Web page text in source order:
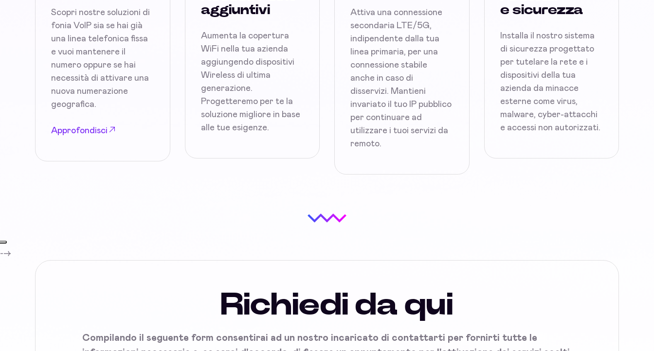
Scopri nostre soluzioni di
fonia VoIP sia se hai già
una linea telefonica fissa
e vuoi mantenere il
numero oppure se hai
necessità di attivare una
nuova numerazione
geografica.
Approfondisci
aggiuntivi
Aumenta la copertura
WiFi nella tua azienda
aggiungendo dispositivi
Wireless di ultima
generazione.
Progetteremo per te la
soluzione migliore in base
alle tue esigenze.
Attiva una connessione
secondaria LTE/5G,
indipendente dalla tua
linea primaria, per una
connessione stabile
anche in caso di
disservizi. Mantieni
invariato il tuo IP pubblico
per continuare ad
utilizzare i tuoi servizi da
remoto.
e sicurezza
Installa il nostro sistema
di sicurezza progettato
per tutelare la rete e i
dispositivi della tua
azienda da minacce
esterne come virus,
malware, cyber-attacchi
e accessi non autorizzati.
-->
Richiedi da qui
Compilando il seguente form consentirai ad un nostro incaricato di contattarti per fornirti tutte le